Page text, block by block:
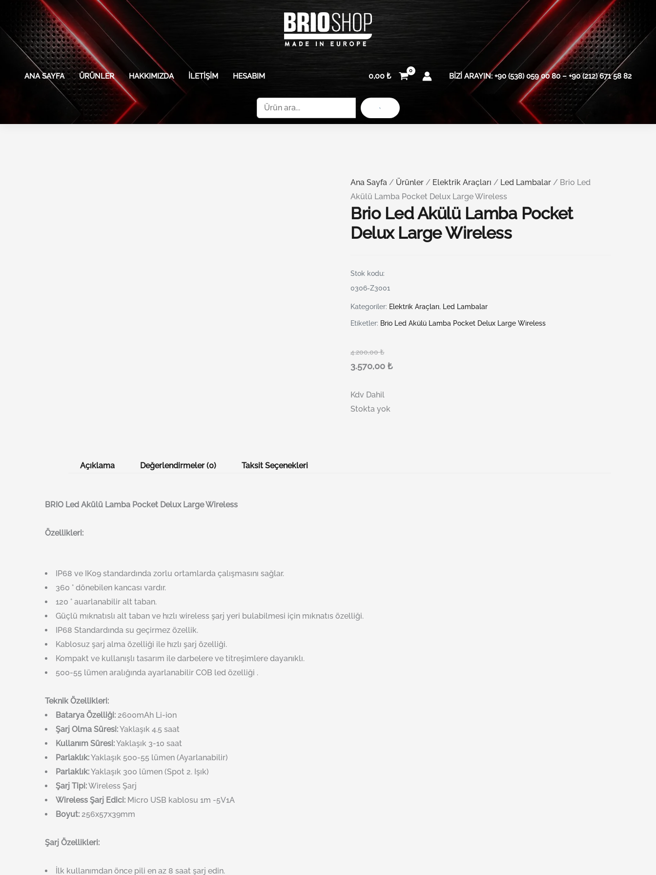
ANA SAYFA ÜRÜNLER HAKKIMIZDA İLETIŞIM HESABIM 0,00 ₺ BIZI ARAYIN: +90 (538) 059 00 80 – +90 (212) 671 58 82
Ara
Ana Sayfa / Ürünler / Elektrik Araçları / Led Lambalar / Brio Led
Akülü Lamba Pocket Delux Large Wireless
Brio Led Akülü Lamba Pocket
Delux Large Wireless
Stok kodu:
0306-Z3001
Kategoriler: Elektrik Araçları, Led Lambalar
Etiketler: Brio Led Akülü Lamba Pocket Delux Large Wireless
4.200,00₺
3.570,00₺
Kdv Dahil
Stokta yok
Açıklama Değerlendirmeler (0) Taksit Seçenekleri
BRIO Led Akülü Lamba Pocket Delux Large Wireless
Özellikleri:
IP68 ve IK09 standardında zorlu ortamlarda çalışmasını sağlar.
360 ° dönebilen kancası vardır.
120 ° auarlanabilir alt taban.
Güçlü mıknatıslı alt taban ve hızlı wireless şarj yeri bulabilmesi için mıknatıs özelliği.
IP68 Standardında su geçirmez özellik.
Kablosuz şarj alma özelliği ile hızlı şarj özelliği.
Kompakt ve kullanışlı tasarım ile darbelere ve titreşimlere dayanıklı.
500-55 lümen aralığında ayarlanabilir COB led özelliği .
Teknik Özellikleri:
Batarya Özelliği: 2600mAh Li-ion
Şarj Olma Süresi:Yaklaşık 4.5 saat
Kullanım Süresi:Yaklaşık 3-10 saat
Parlaklık:Yaklaşık 500-55 lümen (Ayarlanabilir)
Parlaklık:Yaklaşık 300 lümen (Spot 2. Işık)
Şarj Tipi:Wireless Şarj
Wireless Şarj Edici: Micro USB kablosu 1m -5V1A
Boyut: 256x57x39mm
Şarj Özellikleri:
İlk kullanımdan önce pili en az 8 saat şarj edin.